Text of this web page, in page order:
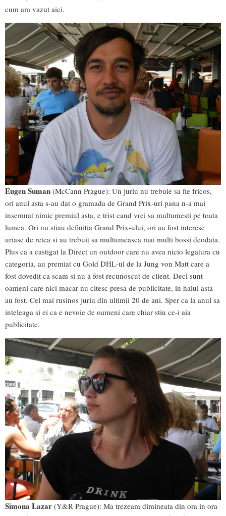
cum am vazut aici.
Eugen Suman (McCann Prague): Un juriu nu trebuie sa fie fricos,
ori anul asta s-au dat o gramada de Grand Prix-uri pana n-a mai
insemnat nimic premiul asta, e trist cand vrei sa multumesti pe toata
lumea. Ori nu stiau definitia Grand Prix-ului, ori au fost interese
uriase de retea si au trebuit sa multumeasca mai multi bossi deodata.
Plus ca a castigat la Direct un outdoor care nu avea nicio legatura cu
categoria, au premiat cu Gold DHL-ul de la Jung von Matt care a
fost dovedit ca scam si nu a fost recunoscut de client. Deci sunt
oameni care nici macar nu citesc presa de publicitate, in halul asta
au fost. Cel mai rusinos juriu din ultimii 20 de ani. Sper ca la anul sa
inteleaga si ei ca e nevoie de oameni care chiar stiu ce-i aia
publicitate.
Simona Lazar (Y&R Prague): Ma trezeam dimineata din ora in ora